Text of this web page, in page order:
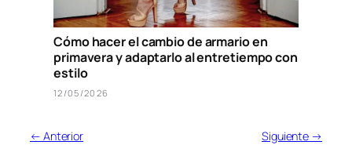
Cómo hacer el cambio de armario en
primavera y adaptarlo al entretiempo con
estilo
12/05/2026
← Anterior Siguiente →